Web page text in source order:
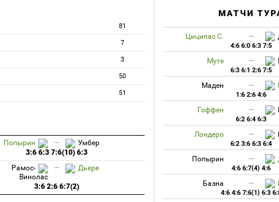
81
7
3
50
51
Попырин —
Умбер
3:6 6:3 7:6(10) 6:3
Рамос-
Винолас
— Дьере
3:6 2:6 6:7(2)
МАТЧИ
Циципас С. —
4:6 6:0 6:3 7:5
Муте —
6:3 6:1 2:6 7:5
Маден —
1:6 2:6 4:6
Гоффен —
6:2 6:4 6:3
Лондеро —
6:2 3:6 6:3 6:4
Попырин —
4:6 6:7(4) 4:6
Баэна —
4:6 4:6 7:6(1) 6:3